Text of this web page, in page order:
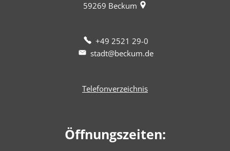
59269 Beckum
+49 2521 29-0
stadt@beckum.de
Telefonverzeichnis
Öffnungszeiten: